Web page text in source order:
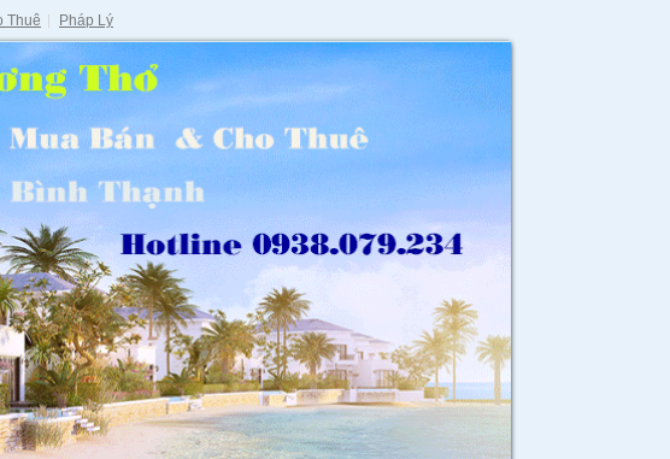
Thuê Pháp Lý